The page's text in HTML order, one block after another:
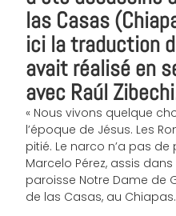
las Casas
ici la traduction
avait réalisé en
avec Raúl
« Nous vivons quelque
l’époque de Jésus. Les
pitié. Le narco n’a pas de
Marcelo Pérez, assis
paroisse Notre Dame de
de las Casas, au Chiapas.